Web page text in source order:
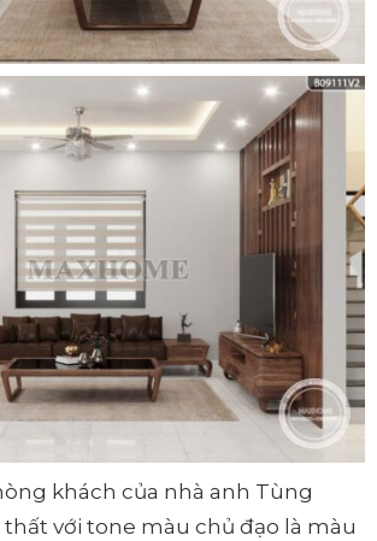
khách của nhà anh Tùng
với tone màu chủ đạo là màu